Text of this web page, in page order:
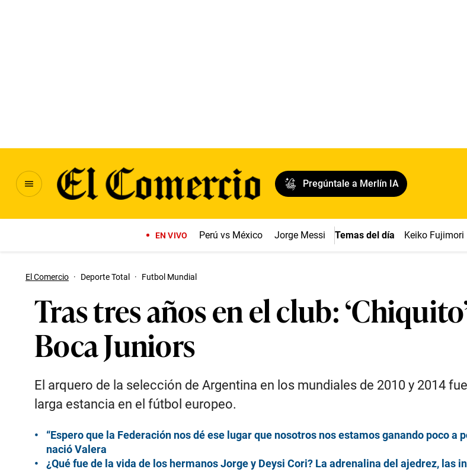
Pregúntale a Merlín IA
EN VIVO Perú vs México Jorge Messi Temas del día Keiko Fujimori
El Comercio · Deporte Total · Futbol Mundial
Tras tres años en el club:
Boca Juniors
El arquero de la selección de Argentina en los mundiales de 2010 y 2014
larga estancia en el fútbol europeo.
“Espero que la Federación nos dé ese lugar que nosotros nos estamos ganando poco
nació Valera
¿Qué fue de la vida de los hermanos Jorge y Deysi Cori? La adrenalina del ajedrez, las